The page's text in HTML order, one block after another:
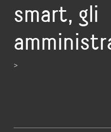
smart, gli
>